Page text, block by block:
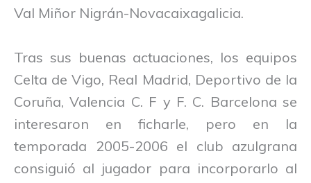
Val Miñor Nigrán-Novacaixagalicia.
Tras sus buenas actuaciones, los equipos
Celta de Vigo, Real Madrid, Deportivo de la
Coruña, Valencia C. F y F. C. Barcelona se
interesaron en ficharle, pero en la
temporada 2005-2006 el club azulgrana
consiguió al jugador para incorporarlo al